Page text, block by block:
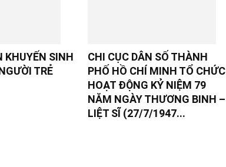
KHUYẾN SINH
TRẺ
CHI CỤC DÂN SỐ THÀNH
PHỐ HỒ CHÍ MINH TỔ CHỨC
HOẠT ĐỘNG KỶ NIỆM 79
NĂM NGÀY THƯƠNG BINH –
LIỆT SĨ (27/7/1947...